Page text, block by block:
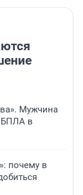
Мужчина
БПЛА в
почему в